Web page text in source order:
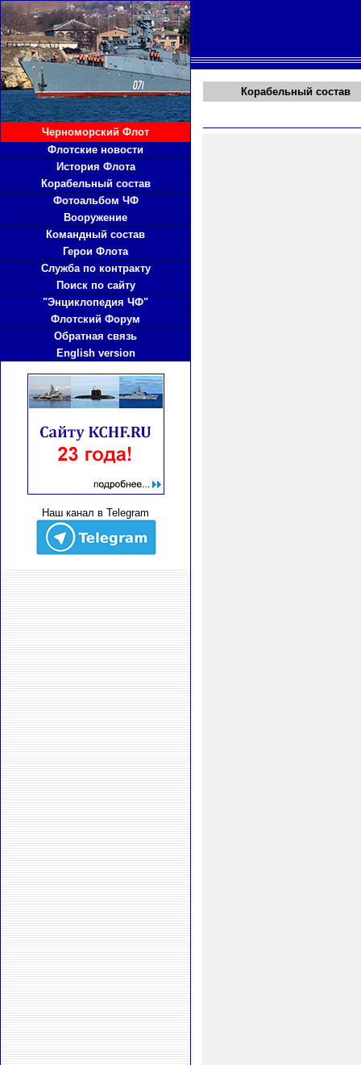
Черноморский Флот
Флотские новости
История Флота
Корабельный состав
Фотоальбом ЧФ
Вооружение
Командный состав
Герои Флота
Служба по контракту
Поиск по сайту
"Энциклопедия ЧФ"
Флотский Форум
Обратная связь
English version
Наш канал в Telegram
Корабельный состав